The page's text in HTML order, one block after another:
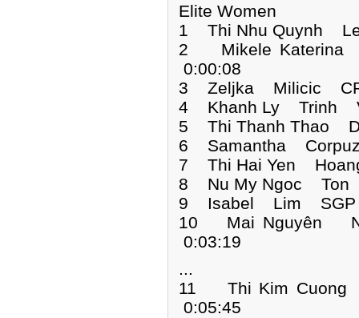
Elite Women
1 Thi Nhu Quynh
2 Mikele
0:00:08
3 Zeljka Milicic
4 Khanh Ly Trinh
5 Thi Thanh Thao
6 Samantha
7 Thi Hai Yen
8 Nu My Ngoc
9 Isabel Lim SGP
10 Mai Nguyên
0:03:19
...
11 Thi Kim
0:05:45